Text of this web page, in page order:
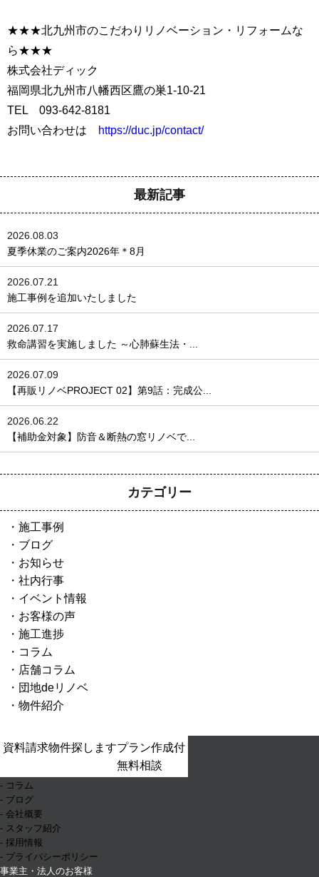
★★★北九州市のこだわりリノベーション・リフォームな
ら★★★
株式会社ディック
福岡県北九州市八幡西区鷹の巣1-10-21
TEL 093-642-8181
お問い合わせは
https://duc.jp/contact/
最新記事
2026.08.03
夏季休業のご案内2026年＊8月
2026.07.21
施工事例を追加いたしました
2026.07.17
救命講習を実施しました ～心肺蘇生法・...
2026.07.09
【再販リノベPROJECT 02】第9話：完成公...
2026.06.22
【補助金対象】防音＆断熱の窓リノベで...
カテゴリー
施工事例
ブログ
お知らせ
社内行事
イベント情報
お客様の声
施工進捗
コラム
店舗コラム
団地deリノベ
物件紹介
資料請求物件探しますプラン作成付
無料相談
- ホーム
- お知らせ
- コラム
- ブログ
- 会社概要
- スタッフ紹介
- 採用情報
- プライバシーポリシー
事業主・法人のお客様